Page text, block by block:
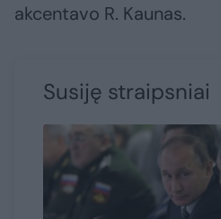
akcentavo R. Kaunas.
Susiję straipsniai